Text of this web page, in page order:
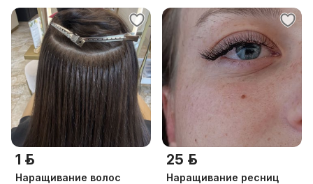
1 р.
Наращивание волос
25 р.
Наращивание ресниц